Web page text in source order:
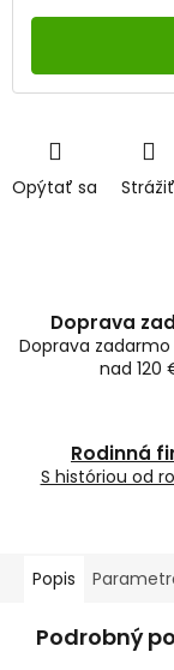
Jednotková
Opýtať sa Strážiť
Doprava
Doprava
nad 120
Rodinná
S históriou od
Popis
Podrobný